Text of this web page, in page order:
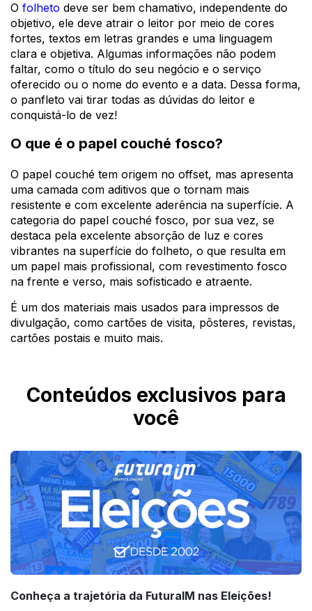
O folheto deve ser bem chamativo, independente do
objetivo, ele deve atrair o leitor por meio de cores
fortes, textos em letras grandes e uma linguagem
clara e objetiva. Algumas informações não podem
faltar, como o título do seu negócio e o serviço
oferecido ou o nome do evento e a data. Dessa forma,
o panfleto vai tirar todas as dúvidas do leitor e
conquistá-lo de vez!
O que é o papel couché fosco?
O papel couché tem origem no offset, mas apresenta
uma camada com aditivos que o tornam mais
resistente e com excelente aderência na superfície. A
categoria do papel couché fosco, por sua vez, se
destaca pela excelente absorção de luz e cores
vibrantes na superfície do folheto, o que resulta em
um papel mais profissional, com revestimento fosco
na frente e verso, mais sofisticado e atraente.
É um dos materiais mais usados para impressos de
divulgação, como cartões de visita, pôsteres, revistas,
cartões postais e muito mais.
Conteúdos exclusivos para
você
Conheça a trajetória da FuturaIM nas Eleições!